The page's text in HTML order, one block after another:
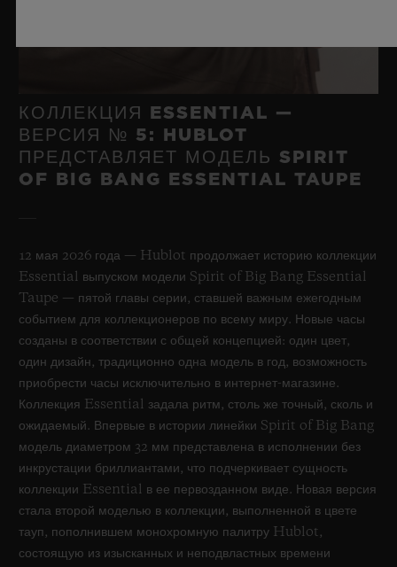
КОЛЛЕКЦИЯ ESSENTIAL —
ВЕРСИЯ № 5: HUBLOT
ПРЕДСТАВЛЯЕТ МОДЕЛЬ SPIRIT
OF BIG BANG ESSENTIAL TAUPE
12 мая 2026 года — Hublot продолжает историю коллекции
Essential выпуском модели Spirit of Big Bang Essential
Taupe — пятой главы серии, ставшей важным ежегодным
событием для коллекционеров по всему миру. Новые часы
созданы в соответствии с общей концепцией: один цвет,
один дизайн, традиционно одна модель в год, возможность
приобрести часы исключительно в интернет-магазине.
Коллекция Essential задала ритм, столь же точный, сколь и
ожидаемый. Впервые в истории линейки Spirit of Big Bang
модель диаметром 32 мм представлена в исполнении без
инкрустации бриллиантами, что подчеркивает сущность
коллекции Essential в ее первозданном виде. Новая версия
стала второй моделью в коллекции, выполненной в цвете
тауп, пополнившем монохромную палитру Hublot,
состоящую из изысканных и неподвластных времени